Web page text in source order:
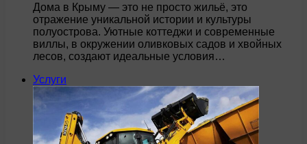
Дома в Крыму — это не просто жильё, это
отражение уникальной истории и культуры
полуострова. Уютные коттеджи и современные
виллы, в окружении оливковых садов и хвойных
лесов, создают идеальные условия…
Услуги